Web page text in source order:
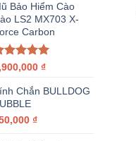
Bảo Hiểm Cào
LS2 MX703 X-
Carbon
xếp
sao
₫
Chắn BULLDOG
₫